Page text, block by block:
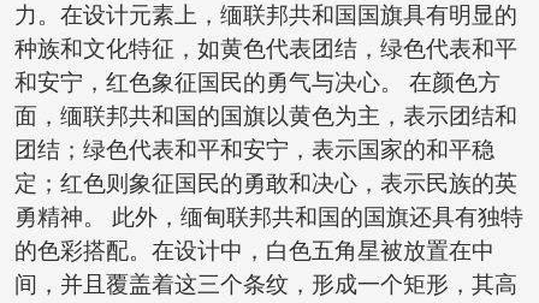
力。在设计元素上，缅联邦共和国国旗具有明显的
种族和文化特征，如黄色代表团结，绿色代表和平
和安宁，红色象征国民的勇气与决心。 在颜色方
面，缅联邦共和国的国旗以黄色为主，表示团结和
团结；绿色代表和平和安宁，表示国家的和平稳
定；红色则象征国民的勇敢和决心，表示民族的英
勇精神。 此外，缅甸联邦共和国的国旗还具有独特
的色彩搭配。在设计中，白色五角星被放置在中
间，并且覆盖着这三个条纹，形成一个矩形，其高